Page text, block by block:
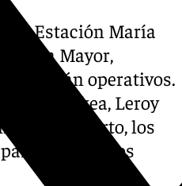
Estación María
Plaza Mayor,
estarán operativos.
Inglés, Ikea, Leroy
en el puerto, los
recibir a los